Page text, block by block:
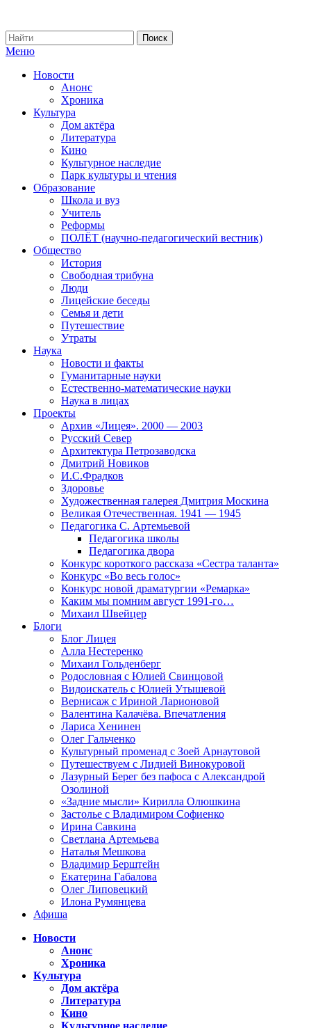
Меню
Новости
Анонс
Хроника
Культура
Дом актёра
Литература
Кино
Культурное наследие
Парк культуры и чтения
Образование
Школа и вуз
Учитель
Реформы
ПОЛЁТ (научно-педагогический вестник)
Общество
История
Свободная трибуна
Люди
Лицейские беседы
Семья и дети
Путешествие
Утраты
Наука
Новости и факты
Гуманитарные науки
Естественно-математические науки
Наука в лицах
Проекты
Архив «Лицея». 2000 — 2003
Русский Север
Архитектура Петрозаводска
Дмитрий Новиков
И.С.Фрадков
Здоровье
Художественная галерея Дмитрия Москина
Великая Отечественная. 1941 — 1945
Педагогика С. Артемьевой
Педагогика школы
Педагогика двора
Конкурс короткого рассказа «Сестра таланта»
Конкурс «Во весь голос»
Конкурс новой драматургии «Ремарка»
Каким мы помним август 1991-го…
Михаил Швейцер
Блоги
Блог Лицея
Алла Нестеренко
Михаил Гольденберг
Родословная с Юлией Свинцовой
Видоискатель с Юлией Утышевой
Вернисаж с Ириной Ларионовой
Валентина Калачёва. Впечатления
Лариса Хенинен
Олег Гальченко
Культурный променад с Зоей Арнаутовой
Путешествуем с Лидией Винокуровой
Лазурный Берег без пафоса с Александрой
Озолиной
«Задние мысли» Кирилла Олюшкина
Застолье с Владимиром Софиенко
Ирина Савкина
Светлана Артемьева
Наталья Мешкова
Владимир Берштейн
Екатерина Габалова
Олег Липовецкий
Илона Румянцева
Афиша
Новости
Анонс
Хроника
Культура
Дом актёра
Литература
Кино